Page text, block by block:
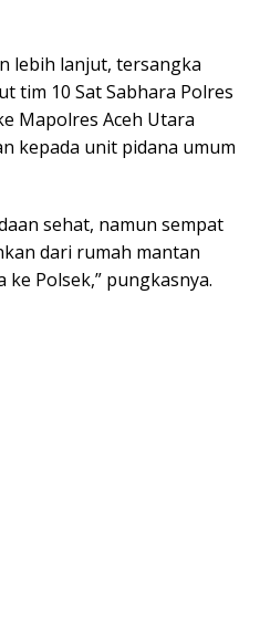
lebih lanjut, tersangka
tim 10 Sat Sabhara Polres
Mapolres Aceh Utara
kepada unit pidana umum
sehat, namun sempat
dari rumah mantan
Polsek,” pungkasnya.